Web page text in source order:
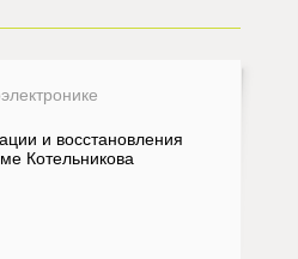
и восстановления
Котельникова